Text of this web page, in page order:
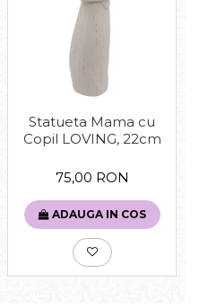
Statueta Mama cu
Copil LOVING, 22cm
75,00 RON
ADAUGA IN COS